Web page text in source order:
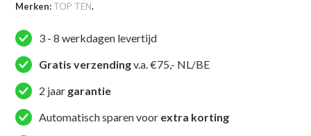
Voetbeschermer
SuperLight
-
Geel
aantal
Merken: TOP TEN.
3 - 8 werkdagen levertijd
Gratis verzendingv.a. €75,- NL/BE
2 jaar garantie
Automatisch sparen voor extra korting